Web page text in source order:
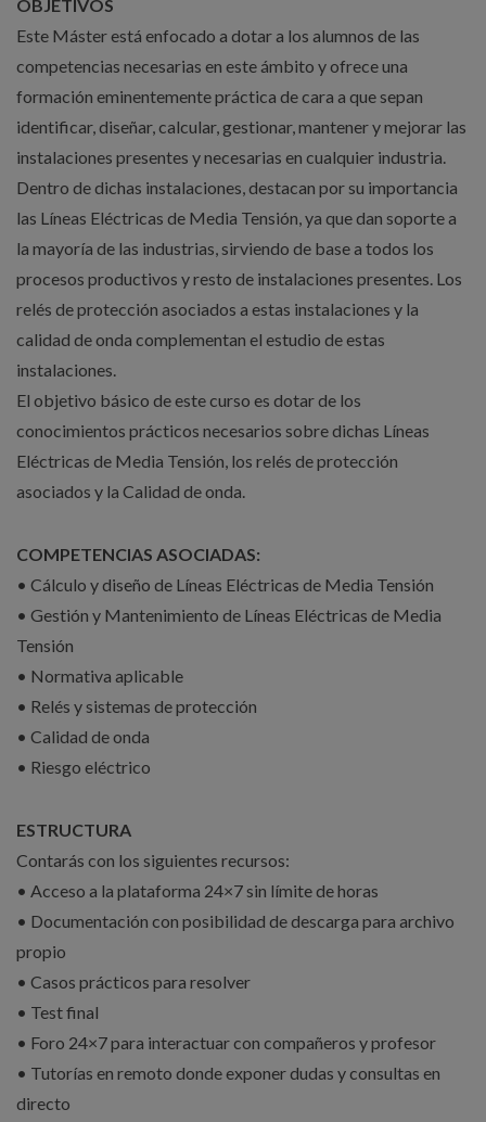
OBJETIVOS
Este Máster está enfocado a dotar a los alumnos de las
competencias necesarias en este ámbito y ofrece una
formación eminentemente práctica de cara a que sepan
identificar, diseñar, calcular, gestionar, mantener y mejorar las
instalaciones presentes y necesarias en cualquier industria.
Dentro de dichas instalaciones, destacan por su importancia
las Líneas Eléctricas de Media Tensión, ya que dan soporte a
la mayoría de las industrias, sirviendo de base a todos los
procesos productivos y resto de instalaciones presentes. Los
relés de protección asociados a estas instalaciones y la
calidad de onda complementan el estudio de estas
instalaciones.
El objetivo básico de este curso es dotar de los
conocimientos prácticos necesarios sobre dichas Líneas
Eléctricas de Media Tensión, los relés de protección
asociados y la Calidad de onda.
COMPETENCIAS ASOCIADAS:
• Cálculo y diseño de Líneas Eléctricas de Media Tensión
• Gestión y Mantenimiento de Líneas Eléctricas de Media
Tensión
• Normativa aplicable
• Relés y sistemas de protección
• Calidad de onda
• Riesgo eléctrico
ESTRUCTURA
Contarás con los siguientes recursos:
• Acceso a la plataforma 24×7 sin límite de horas
• Documentación con posibilidad de descarga para archivo
propio
• Casos prácticos para resolver
• Test final
• Foro 24×7 para interactuar con compañeros y profesor
• Tutorías en remoto donde exponer dudas y consultas en
directo